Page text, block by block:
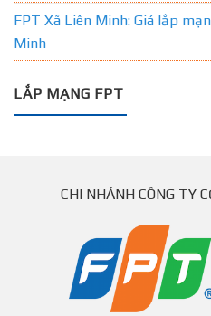
FPT Xã Liên Minh: Giá lắp
Minh
LẮP MẠNG FPT
CHI NHÁNH CÔNG TY